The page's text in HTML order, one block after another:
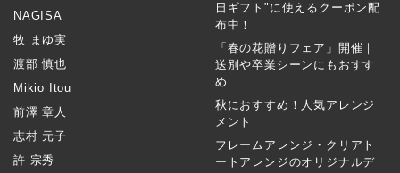
NAGISA
牧 まゆ実
渡部 慎也
Mikio Itou
前澤 章人
志村 元子
許 宗秀
日ギフト"に使えるクーポン配
布中！
「春の花贈りフェア」開催｜
送別や卒業シーンにもおすす
め
秋におすすめ！人気アレンジ
メント
フレームアレンジ・クリアト
ートアレンジのオリジナルデ